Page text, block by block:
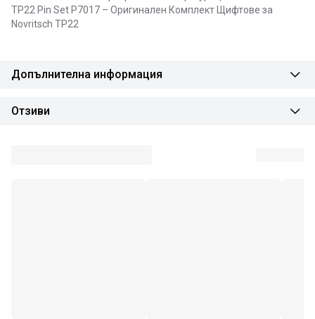
TP22 Pin Set P7017 – Оригинален Комплект Щифтове за
Novritsch TP22
Допълнителна информация
Отзиви